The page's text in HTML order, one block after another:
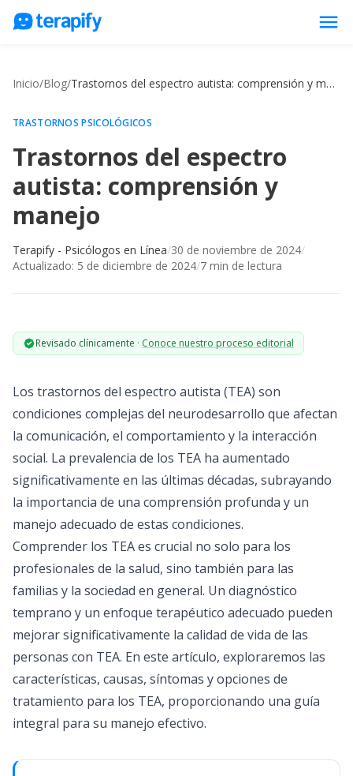
menu
Opiniones
Empresas
Preguntas frecuentes
Blog
Inicio/Blog/ Trastornos del espectro autista: comprensión y manejo
TRASTORNOS PSICOLÓGICOS
Trastornos del espectro
autista: comprensión y
manejo
Terapify - Psicólogos en Línea/30 de noviembre de 2024/
Actualizado: 5 de diciembre de 2024/7 min de lectura
Revisado clínicamente · Conoce nuestro proceso editorial
Los trastornos del espectro autista (TEA) son
condiciones complejas del neurodesarrollo que afectan
la comunicación, el comportamiento y la interacción
social. La prevalencia de los TEA ha aumentado
significativamente en las últimas décadas, subrayando
la importancia de una comprensión profunda y un
manejo adecuado de estas condiciones.
Comprender los TEA es crucial no solo para los
profesionales de la salud, sino también para las
familias y la sociedad en general. Un diagnóstico
temprano y un enfoque terapéutico adecuado pueden
mejorar significativamente la calidad de vida de las
personas con TEA. En este artículo, exploraremos las
características, causas, síntomas y opciones de
tratamiento para los TEA, proporcionando una guía
integral para su manejo efectivo.